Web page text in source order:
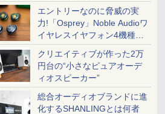
エントリーなのに脅威の実
力!「Osprey」Noble Audioワ
イヤレスイヤフォン4機種を
一気に聴く
クリエイティブが作った2万
円台の“小さなピュアオーデ
ィオスピーカー”
総合オーディオブランドに進
化するSHANLINGとは何者